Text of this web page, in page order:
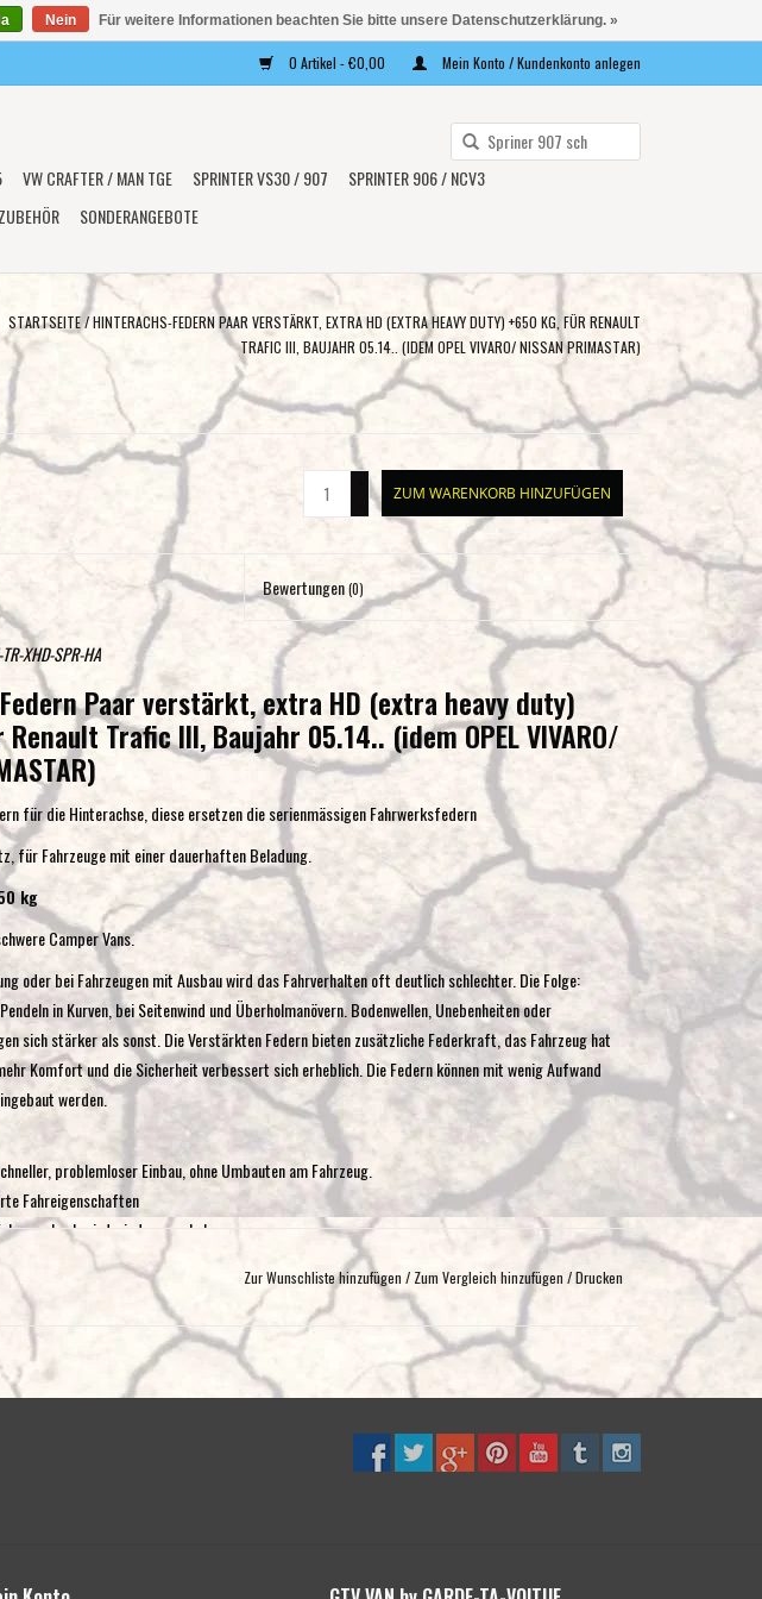
0 Artikel - €0,00 Mein Konto / Kundenkonto anlegen
um
verfügbare
die
Eingabetaste,
Suchergebnis
gelangen.
Benutzer
Touchgeräten
können
Touch-
verwenden.
VW CRAFTER / MAN TGE SPRINTER VS30 / 907
SPRINTER 906 / NCV3
ZUBEHÖR SONDERANGEBOTE
STARTSEITE/HINTERACHS-FEDERN PAAR VERSTÄRKT, EXTRA HD (EXTRA HEAVY DUTY) +650 KG, FÜR RENAULT
TRAFIC III, BAUJAHR 05.14.. (IDEM OPEL VIVARO/ NISSAN PRIMASTAR)
ZUM WARENKORB HINZUFÜGEN
Bewertungen(0)
TR-XHD-SPR-HA
Paar verstärkt, extra HD (extra heavy duty)
Trafic III, Baujahr 05.14.. (idem OPEL VIVARO/
für die Hinterachse, diese ersetzen die serienmässigen Fahrwerksfedern
für Fahrzeuge mit einer dauerhaften Beladung.
kg
Camper Vans.
oder bei Fahrzeugen mit Ausbau wird das Fahrverhalten oft deutlich schlechter. Die Folge:
in Kurven, bei Seitenwind und Überholmanövern. Bodenwellen, Unebenheiten oder
sich stärker als sonst. Die Verstärkten Federn bieten zusätzliche Federkraft, das Fahrzeug hat
Komfort und die Sicherheit verbessert sich erheblich. Die Federn können mit wenig Aufwand
werden.
problemloser Einbau, ohne Umbauten am Fahrzeug.
Fahreigenschaften
wird wieder angehoben
Teilegutachten vom RWTÜV Essen geliefert. Der ordnungsgemäße Einbau muss durch eine
bestätigt werden.
Zur Wunschliste hinzufügen / Zum Vergleich hinzufügen /Drucken
Nein Für weitere Informationen beachten Sie bitte unsere Datenschutzerklärung. »